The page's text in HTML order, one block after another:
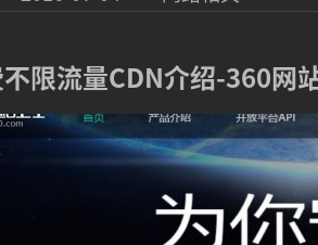
限流量CDN介绍-360网